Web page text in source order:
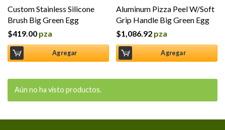
Custom Stainless Silicone
Brush Big Green Egg
$419.00 pza
Agregar
Aluminum Pizza Peel W/Soft
Grip Handle Big Green Egg
$1,086.92 pza
Agregar
Aún no ha visto productos.